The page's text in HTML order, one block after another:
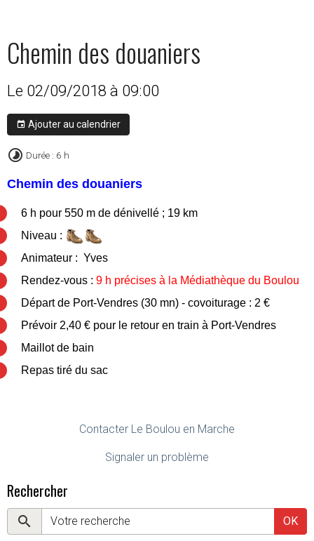
Chemin des douaniers
Le 02/09/2018 à 09:00
Ajouter au calendrier
Durée : 6 h
Chemin des douaniers
6 h pour 550 m de dénivellé ; 19 km
Niveau :
Animateur : Yves
Rendez-vous : 9 h précises à la Médiathèque du Boulou
Départ de Port-Vendres (30 mn) - covoiturage : 2 €
Prévoir 2,40 € pour le retour en train à Port-Vendres
Maillot de bain
Repas tiré du sac
Contacter Le Boulou en Marche
Signaler un problème
Rechercher
OK